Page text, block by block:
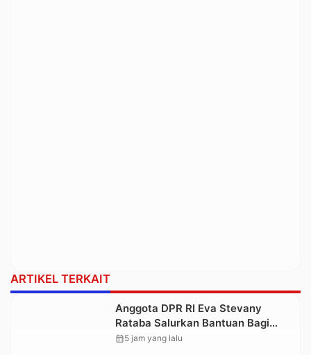
ARTIKEL TERKAIT
Anggota DPR RI Eva Stevany
Rataba Salurkan Bantuan Bagi
Warga Terdampak Longsor di
calendar_month5 jam yang lalu